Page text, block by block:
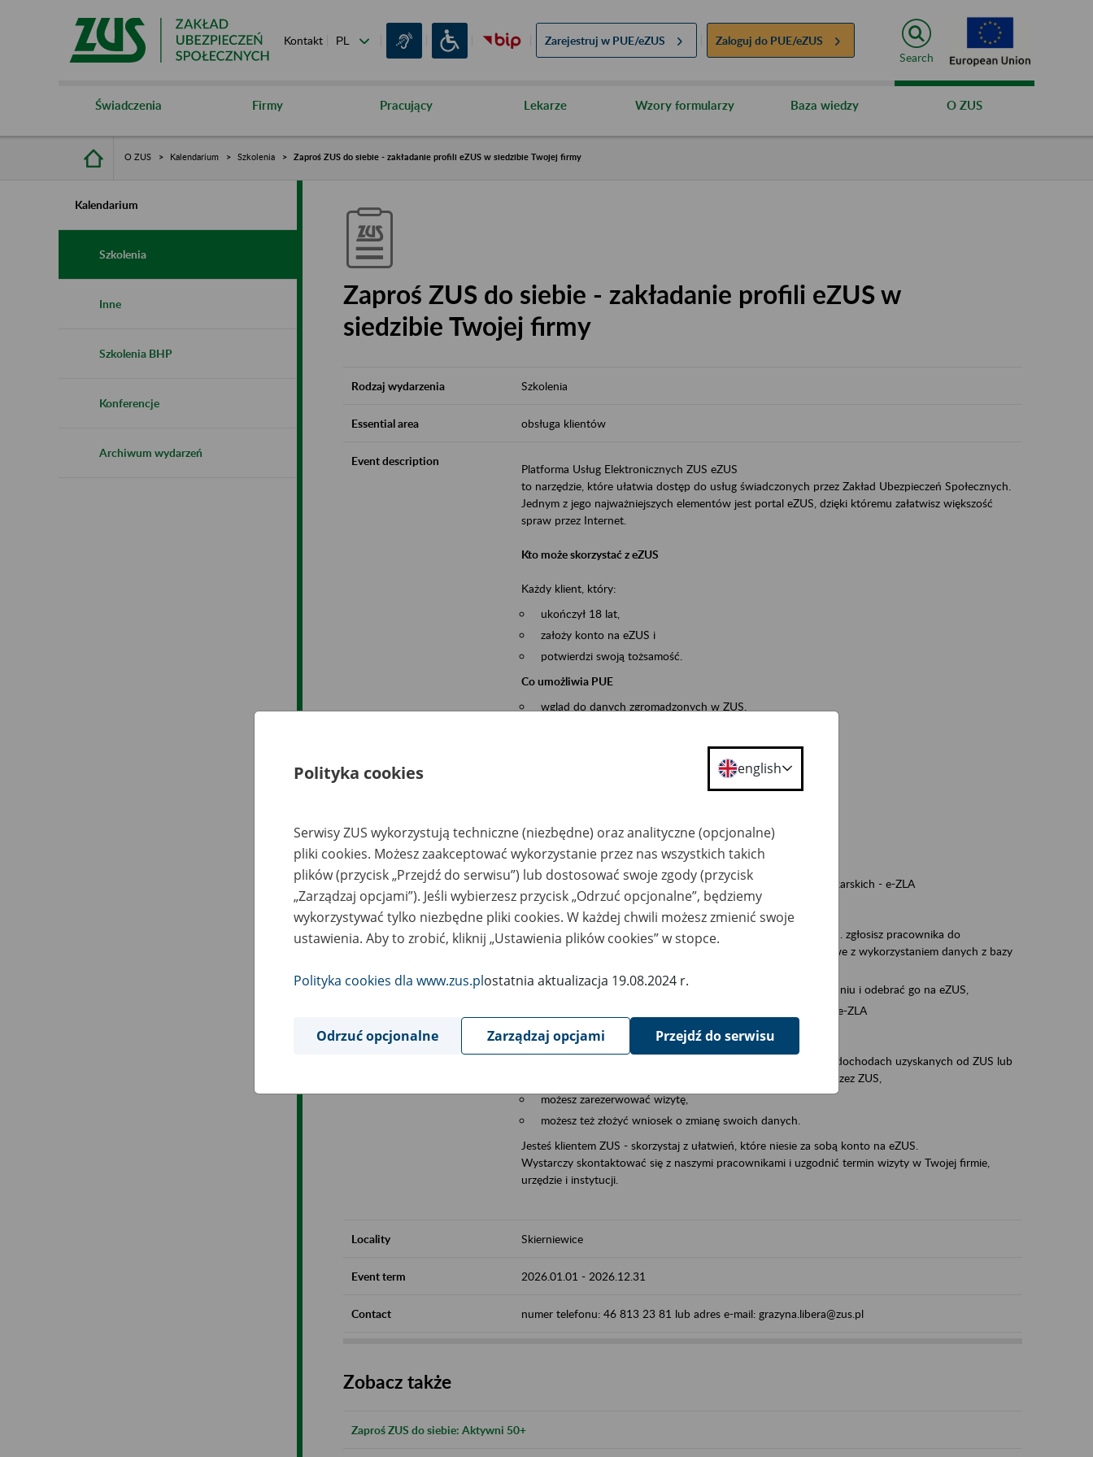
Kontakt Zarejestruj w PUE/eZUS Zaloguj do PUE/eZUS
Search
Świadczenia Firmy Pracujący Lekarze Wzory formularzy Baza wiedzy O ZUS
O ZUS Kalendarium Szkolenia Zaproś ZUS do siebie - zakładanie profili eZUS w siedzibie Twojej firmy
Kalendarium
Szkolenia
Inne
Szkolenia BHP
Konferencje
Archiwum wydarzeń
Zaproś ZUS do siebie - zakładanie profili eZUS w
siedzibie Twojej firmy
Rodzaj wydarzenia Szkolenia
Essential area obsługa klientów
Event description
Platforma Usług Elektronicznych ZUS eZUS
to narzędzie, które ułatwia dostęp do usług świadczonych przez Zakład Ubezpieczeń Społecznych.
Jednym z jego najważniejszych elementów jest portal eZUS, dzięki któremu załatwisz większość
spraw przez Internet.
Kto może skorzystać z eZUS
Każdy klient, który:
ukończył 18 lat,
założy konto na eZUS i
potwierdzi swoją tożsamość.
Co umożliwia PUE
wgląd do danych zgromadzonych w ZUS,
składanie wniosków i otrzymywanie na nie odpowiedzi,
zadawanie pytań i otrzymywanie odpowiedzi z ZUS,
umawianie się na wizyty w jednostce ZUS.
możesz sprawdzić swoje dane zapisane na koncie w ZUS,
masz dostęp do informacji o stanie konta ubezpieczonego,
masz dostęp do informacji o wystawionych zwolnieniach lekarskich - e-ZLA
Jeśli jesteś płatnikiem składek (np. przedsiębiorcą)
możesz skorzystać z aplikacji ePłatnik, za pomocą której m.in. zgłosisz pracownika do
ubezpieczeń, wypełnisz i przekażesz dokumenty rozliczeniowe z wykorzystaniem danych z bazy
możesz złożyć wniosek o wydanie zaświadczenia o niezaleganiu i odebrać go na eZUS,
masz dostęp do zwolnień lekarskich swoich pracowników - e-ZLA
Jeśli jesteś świadczeniobiorcą
masz dostęp m.in. do formularza PIT 11A, czyli informacji o dochodach uzyskanych od ZUS lub
do formularza PIT 40A, czyli rocznego obliczenia podatku przez ZUS,
możesz zarezerwować wizytę,
możesz też złożyć wniosek o zmianę swoich danych.
Jesteś klientem ZUS - skorzystaj z ułatwień, które niesie za sobą konto na eZUS.
Wystarczy skontaktować się z naszymi pracownikami i uzgodnić termin wizyty w Twojej firmie,
urzędzie i instytucji.
Locality Skierniewice
Event term 2026.01.01 - 2026.12.31
Contact numer telefonu: 46 813 23 81 lub adres e-mail: grazyna.libera@zus.pl
Zobacz także
Zaproś ZUS do siebie: Aktywni 50+
Polityka cookies english
Serwisy ZUS wykorzystują techniczne (niezbędne) oraz analityczne (opcjonalne)
pliki cookies. Możesz zaakceptować wykorzystanie przez nas wszystkich takich
plików (przycisk „Przejdź do serwisu”) lub dostosować swoje zgody (przycisk
„Zarządzaj opcjami”). Jeśli wybierzesz przycisk „Odrzuć opcjonalne”, będziemy
wykorzystywać tylko niezbędne pliki cookies. W każdej chwili możesz zmienić swoje
ustawienia. Aby to zrobić, kliknij „Ustawienia plików cookies” w stopce.
Polityka cookies dla www.zus.plostatnia aktualizacja 19.08.2024 r.
Odrzuć opcjonalne Zarządzaj opcjami Przejdź do serwisu